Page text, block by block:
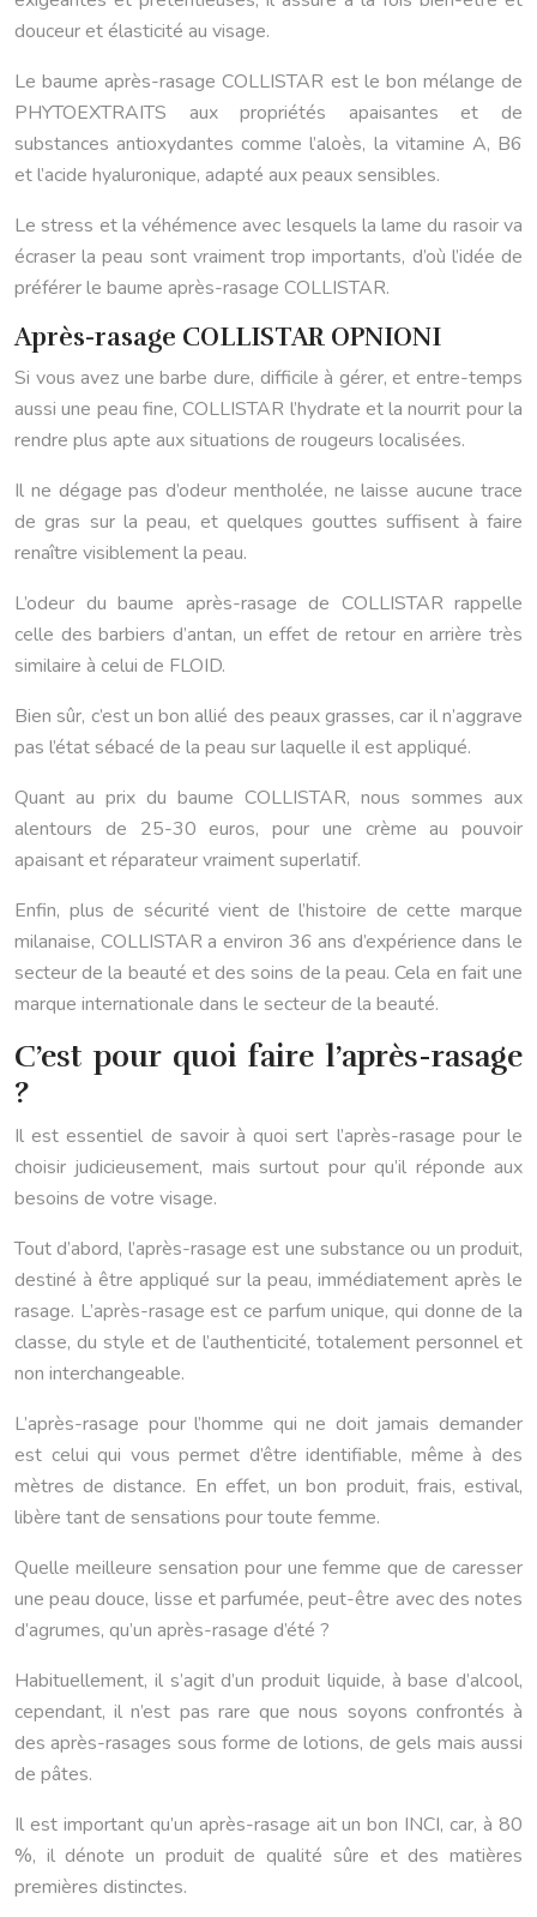
douceur et élasticité au visage.
Le baume après-rasage COLLISTAR est le bon mélange de
PHYTOEXTRAITS aux propriétés apaisantes et de
substances antioxydantes comme l’aloès, la vitamine A, B6
et l’acide hyaluronique, adapté aux peaux sensibles.
Le stress et la véhémence avec lesquels la lame du rasoir va
écraser la peau sont vraiment trop importants, d’où l’idée de
préférer le baume après-rasage COLLISTAR.
Après-rasage COLLISTAR OPNIONI
Si vous avez une barbe dure, difficile à gérer, et entre-temps
aussi une peau fine, COLLISTAR l’hydrate et la nourrit pour la
rendre plus apte aux situations de rougeurs localisées.
Il ne dégage pas d’odeur mentholée, ne laisse aucune trace
de gras sur la peau, et quelques gouttes suffisent à faire
renaître visiblement la peau.
L’odeur du baume après-rasage de COLLISTAR rappelle
celle des barbiers d’antan, un effet de retour en arrière très
similaire à celui de FLOID.
Bien sûr, c’est un bon allié des peaux grasses, car il n’aggrave
pas l’état sébacé de la peau sur laquelle il est appliqué.
Quant au prix du baume COLLISTAR, nous sommes aux
alentours de 25-30 euros, pour une crème au pouvoir
apaisant et réparateur vraiment superlatif.
Enfin, plus de sécurité vient de l’histoire de cette marque
milanaise, COLLISTAR a environ 36 ans d’expérience dans le
secteur de la beauté et des soins de la peau. Cela en fait une
marque internationale dans le secteur de la beauté.
C’est pour quoi faire l’après-rasage
?
Il est essentiel de savoir à quoi sert l’après-rasage pour le
choisir judicieusement, mais surtout pour qu’il réponde aux
besoins de votre visage.
Tout d’abord, l’après-rasage est une substance ou un produit,
destiné à être appliqué sur la peau, immédiatement après le
rasage. L’après-rasage est ce parfum unique, qui donne de la
classe, du style et de l’authenticité, totalement personnel et
non interchangeable.
L’après-rasage pour l’homme qui ne doit jamais demander
est celui qui vous permet d’être identifiable, même à des
mètres de distance. En effet, un bon produit, frais, estival,
libère tant de sensations pour toute femme.
Quelle meilleure sensation pour une femme que de caresser
une peau douce, lisse et parfumée, peut-être avec des notes
d’agrumes, qu’un après-rasage d’été ?
Habituellement, il s’agit d’un produit liquide, à base d’alcool,
cependant, il n’est pas rare que nous soyons confrontés à
des après-rasages sous forme de lotions, de gels mais aussi
de pâtes.
Il est important qu’un après-rasage ait un bon INCI, car, à 80
%, il dénote un produit de qualité sûre et des matières
premières distinctes.